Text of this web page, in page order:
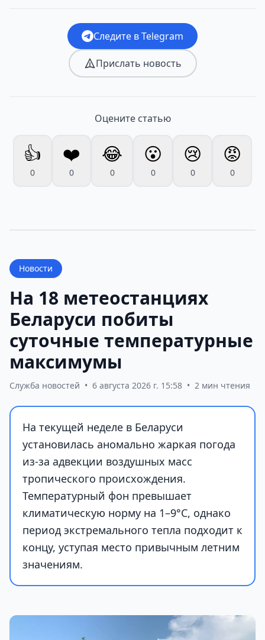
Следите в Telegram
Прислать новость
Оцените статью
👍
0
❤️
0
😂
0
😮
0
😢
0
😡
0
Новости
На 18 метеостанциях
Беларуси побиты
суточные температурные
максимумы
Служба новостей • 6 августа 2026 г. 15:58 • 2 мин чтения
На текущей неделе в Беларуси
установилась аномально жаркая погода
из-за адвекции воздушных масс
тропического происхождения.
Температурный фон превышает
климатическую норму на 1–9°С, однако
период экстремального тепла подходит к
концу, уступая место привычным летним
значениям.